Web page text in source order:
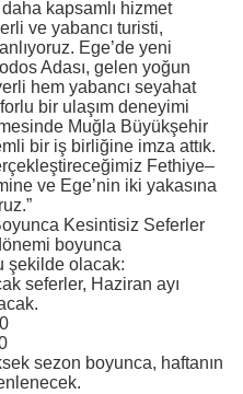
kapsamlı hizmet
ve yabancı turisti,
Ege’de yeni
Adası, gelen yoğun
hem yabancı seyahat
bir ulaşım deneyimi
Muğla Büyükşehir
bir iş birliğine imza attık.
Fethiye–
ve Ege’nin iki yakasına
Kesintisiz Seferler
boyunca
şekilde olacak:
seferler, Haziran ayı
sezon boyunca, haftanın